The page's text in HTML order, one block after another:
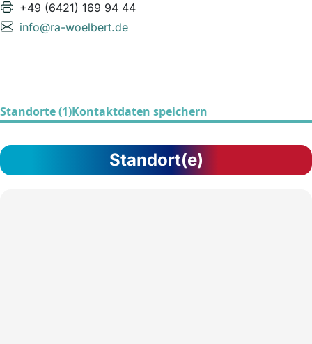
+49 (6421) 169 94 44
info@ra-woelbert.de
Standorte (1)Kontaktdaten speichern
Standort(e)